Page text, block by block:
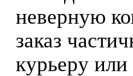
неверную
заказ
курьеру